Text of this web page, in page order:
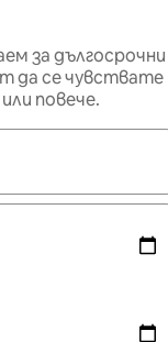
за дългосрочни
да се чувствате
повече.